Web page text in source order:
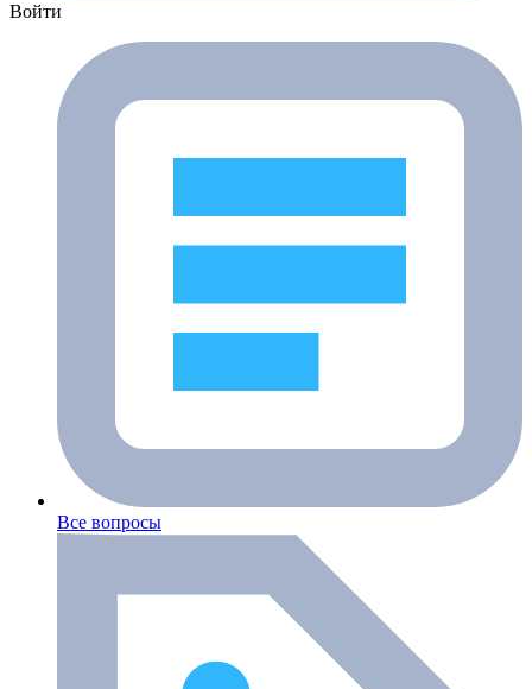
Войти
Все вопросы